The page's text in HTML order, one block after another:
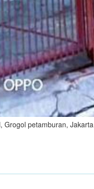
Grogol petamburan, Jakarta